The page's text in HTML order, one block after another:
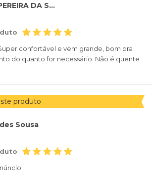
ANNA HELLENA PEREIRA DA SILVA
confortável e vem grande, bom pra
do quanto for necessário. Não é quente
produto
Sousa